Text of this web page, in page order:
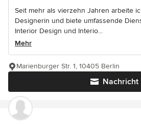
Seit mehr als vierzehn Jahren arbeite
Designerin und biete umfassende
Interior Design und Interio...
Mehr
Nachricht
Marienburger Str. 1, 10405 Berlin